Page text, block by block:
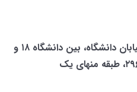
آدرس:خراسان رضوی، مشهد، خیابان دانشگاه، بین دانشگاه ۱۸ و